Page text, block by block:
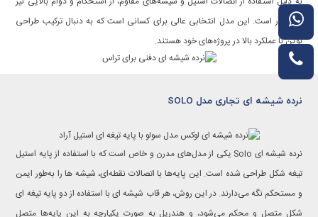
برخوردار است. این مدل انتخابی عالی برای کسانی است که به دنبال ترکیب طراحی
نوین با عملکرد بالا در پروژه‌های خود هستند.
نرده شیشه ای تجاری مدل SOLO
نرده شیشه ای Solo یکی از مدل‌های مدرن و خاص است که با استفاده از پایه استیل
تیغه‌ شکل طراحی شده است. این پایه‌ها با اتصالات نقطه‌ای، شیشه ها را به‌طور ایمن
و مستحکم نگه می‌دارند. در این روش، هر قاب شیشه ای با استفاده از دو پایه تیغه‌ ای
شکل متصل و محکم می‌شود، و هندریل به صورت یکپارچه به این پایه‌ها متصل